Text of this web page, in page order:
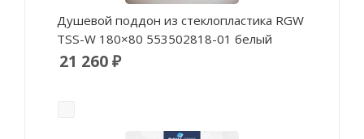
Душевой поддон из стеклопластика RGW
TSS-W 180×80 553502818-01 белый
21 260 ₽